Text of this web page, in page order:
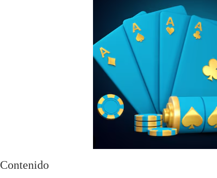
Contenido